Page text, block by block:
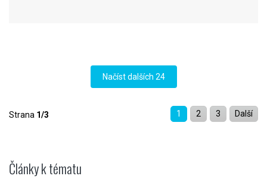
Načíst dalších 24
Strana 1/3 Další
3
2
1
Články k tématu